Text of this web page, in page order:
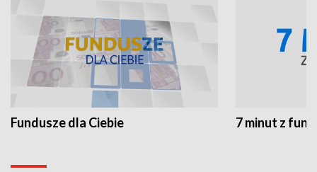
Fundusze dla Ciebie 7 minut z